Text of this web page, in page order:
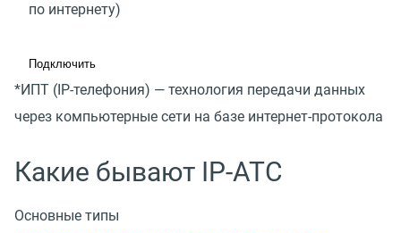
по интернету)
Подключить
*ИПТ ( IP-телефония) — технология передачи данных
через компьютерные сети на базе интернет-протокола
Какие бывают IP-АТС
Основные типы